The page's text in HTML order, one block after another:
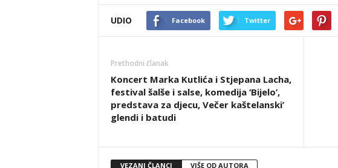
UDIO Facebook Twitter
Prethodni članak
Koncert Marka Kutlića i Stjepana Lacha,
festival šalše i salse, komedija ‘Bijelo’,
predstava za djecu, Večer kaštelanski’
glendi i batudi
VEZANI ČLANCI VIŠE OD AUTORA